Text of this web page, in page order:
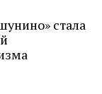
стала